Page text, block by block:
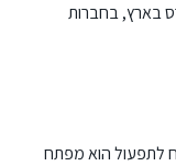
בארץ, בחברות
לתפעול הוא מפתח